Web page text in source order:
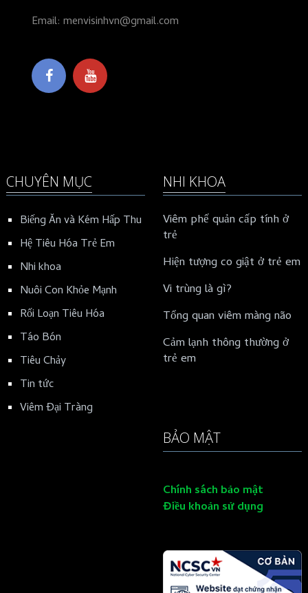
Email: menvisinhvn@gmail.com
CHUYÊN MỤC
Biếng Ăn và Kém Hấp Thu
Hệ Tiêu Hóa Trẻ Em
Nhi khoa
Nuôi Con Khỏe Mạnh
Rối Loạn Tiêu Hóa
Táo Bón
Tiêu Chảy
Tin tức
Viêm Đại Tràng
NHI KHOA
Viêm phế quản cấp tính ở
trẻ
Hiện tượng co giật ở trẻ em
Vi trùng là gì?
Tổng quan viêm màng não
Cảm lạnh thông thường ở
trẻ em
BẢO MẬT
Chính sách bảo mật
Điều khoản sử dụng